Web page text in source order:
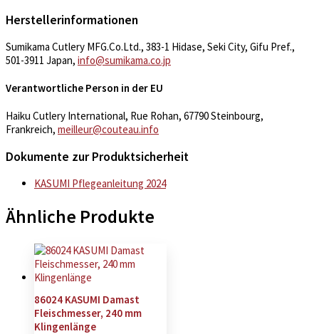
Herstellerinformationen
Sumikama Cutlery MFG.Co.Ltd., 383-1 Hidase, Seki City, Gifu Pref.,
501-3911 Japan, info@sumikama.co.jp
Verantwortliche Person in der EU
Haiku Cutlery International, Rue Rohan, 67790 Steinbourg,
Frankreich, meilleur@couteau.info
Dokumente zur Produktsicherheit
KASUMI Pflegeanleitung 2024
Ähnliche Produkte
86024 KASUMI Damast
Fleischmesser, 240 mm
Klingenlänge